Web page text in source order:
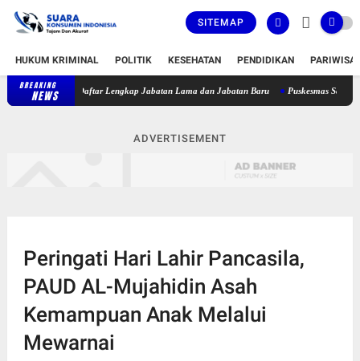
SITEMAP
HUKUM KRIMINAL POLITIK KESEHATAN PENDIDIKAN
BREAKING
NEWS
Berikut Daftar Lengkap Jabatan Lama dan Jabatan Baru Puskesmas Sakra Timur
ADVERTISEMENT
Peringati Hari Lahir Pancasila,
PAUD AL-Mujahidin Asah
Kemampuan Anak Melalui
Mewarnai